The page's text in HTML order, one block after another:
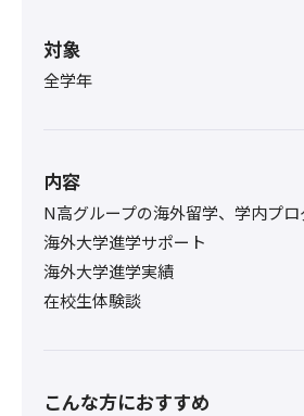
対象
全学年
内容
N高グループの海外留学、学内プ
海外大学進学サポート
海外大学進学実績
在校生体験談
こんな方におすすめ